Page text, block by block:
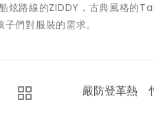
炫路線的ZIDDY，古典風格
們對服裝的需求。
嚴防登革熱